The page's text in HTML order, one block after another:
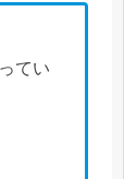
てい